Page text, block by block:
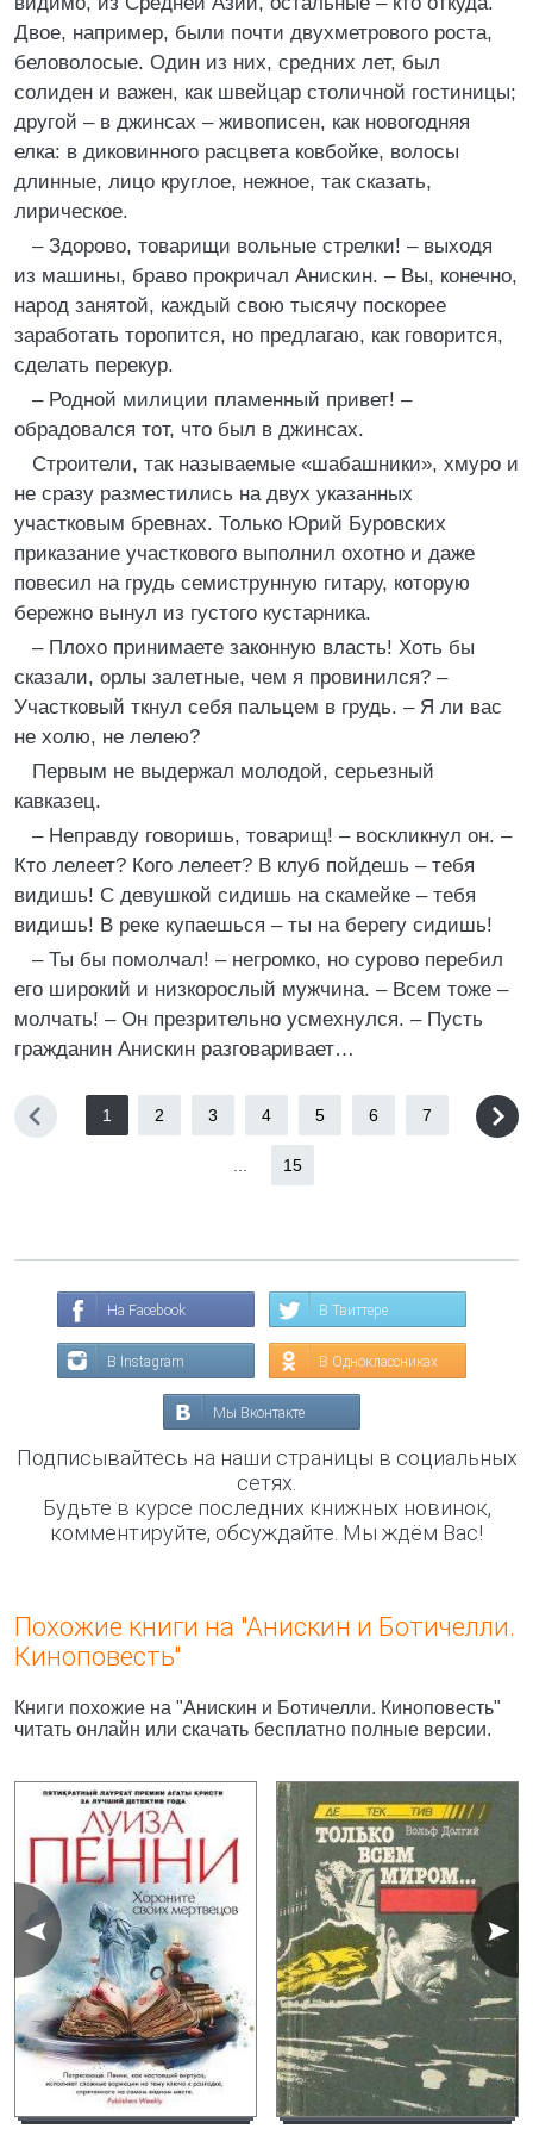
Двое, например, были почти двухметрового роста,
беловолосые. Один из них, средних лет, был
солиден и важен, как швейцар столичной гостиницы;
другой – в джинсах – живописен, как новогодняя
елка: в диковинного расцвета ковбойке, волосы
длинные, лицо круглое, нежное, так сказать,
лирическое.
– Здорово, товарищи вольные стрелки! – выходя
из машины, браво прокричал Анискин. – Вы, конечно,
народ занятой, каждый свою тысячу поскорее
заработать торопится, но предлагаю, как говорится,
сделать перекур.
– Родной милиции пламенный привет! –
обрадовался тот, что был в джинсах.
Строители, так называемые «шабашники», хмуро и
не сразу разместились на двух указанных
участковым бревнах. Только Юрий Буровских
приказание участкового выполнил охотно и даже
повесил на грудь семиструнную гитару, которую
бережно вынул из густого кустарника.
– Плохо принимаете законную власть! Хоть бы
сказали, орлы залетные, чем я провинился? –
Участковый ткнул себя пальцем в грудь. – Я ли вас
не холю, не лелею?
Первым не выдержал молодой, серьезный
кавказец.
– Неправду говоришь, товарищ! – воскликнул он. –
Кто лелеет? Кого лелеет? В клуб пойдешь – тебя
видишь! С девушкой сидишь на скамейке – тебя
видишь! В реке купаешься – ты на берегу сидишь!
– Ты бы помолчал! – негромко, но сурово перебил
его широкий и низкорослый мужчина. – Всем тоже –
молчать! – Он презрительно усмехнулся. – Пусть
гражданин Анискин разговаривает…
1 2 3 4 5 6 7
15
На Facebook В Твиттере
В Instagram В Одноклассниках
Мы Вконтакте
Подписывайтесь на наши страницы в социальных
сетях.
Будьте в курсе последних книжных новинок,
комментируйте, обсуждайте. Мы ждём Вас!
Похожие книги на "Анискин и Ботичелли.
Киноповесть"
Книги похожие на "Анискин и Ботичелли. Киноповесть"
читать онлайн или скачать бесплатно полные версии.